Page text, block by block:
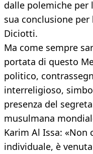
dalle polemiche per
sua conclusione per
Diciotti.
Ma come sempre
portata di questo
politico,
interreligioso,
presenza del
musulmana
Karim Al Issa:
individuale, è